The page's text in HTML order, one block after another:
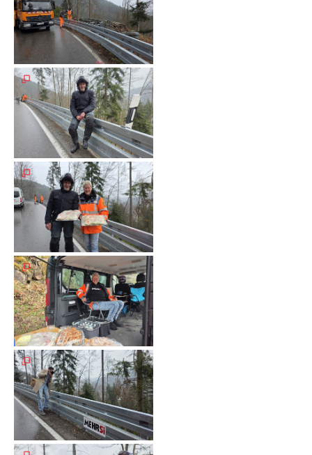
auf
Motorradfahrer
Merchandise
Aktionen
Info/Presse
Unterfahrschutz
Unterfahrschutz
Erfolge
Unterfahrschutz
Technik
Unterfahrschutz
-
Kompatibilität
Unterfahrschutz
-
mit
in
Absenkung
Streckensicherung
Meldeformular